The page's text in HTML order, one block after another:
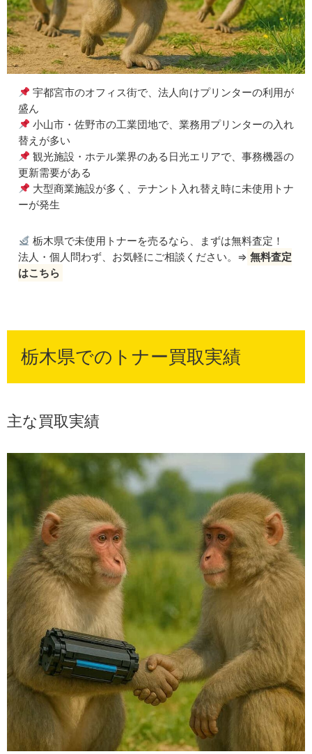
宇都宮市のオフィス街で、法人向けプリンターの利用が
盛ん
小山市・佐野市の工業団地で、業務用プリンターの入れ
替えが多い
観光施設・ホテル業界のある日光エリアで、事務機器の
更新需要がある
大型商業施設が多く、テナント入れ替え時に未使用トナ
ーが発生
栃木県で未使用トナーを売るなら、まずは無料査定！
法人・個人問わず、お気軽にご相談ください。⇒ 無料査定
はこちら
栃木県でのトナー買取実績
主な買取実績